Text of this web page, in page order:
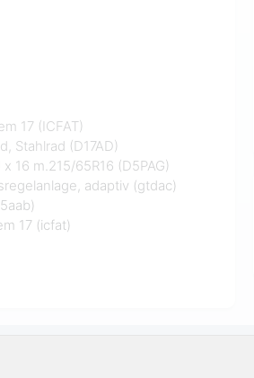
17 (ICFAT)
Stahlrad (D17AD)
16 m.215/65R16 (D5PAG)
adaptiv (gtdac)
17 (icfat)